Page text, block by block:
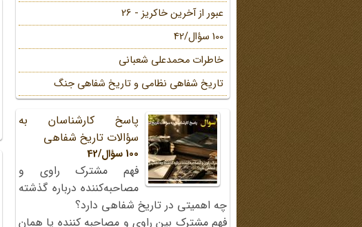
عبور از آخرین خاکریز - 26
100 سؤال/42
خاطرات محمد‌علی شعبانی
تاریخ شفاهی نظامی و تاریخ شفاهی جنگ
پاسخ کارشناسان به
سؤالات تاریخ شفاهی
100 سؤال/42
فهم مشترک راوی و
مصاحبه‌کننده درباره گذشته
چه اهمیتی در تاریخ شفاهی دارد؟
فهم مشترک بین راوی و مصاحبه کننده یا همان